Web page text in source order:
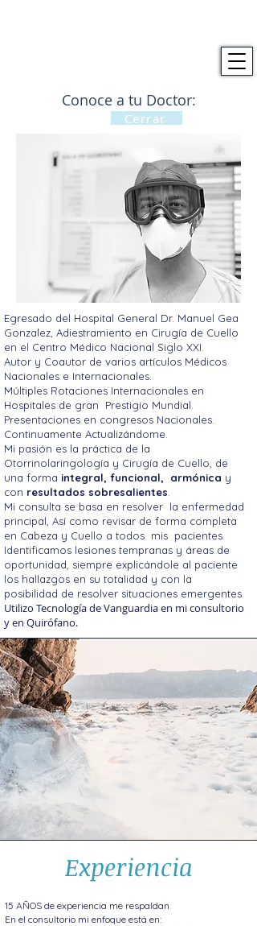
Conoce a tu Doctor:
Cerrar
Egresado del Hospital General Dr. Manuel Gea
Gonzalez, Adiestramiento en Cirugía de Cuello
en el Centro Médico Nacional Siglo XXI.
Autor y Coautor de varios artículos Médicos
Nacionales e Internacionales.
Múltiples Rotaciones Internacionales en
Hospitales de gran Prestigio Mundial.
Presentaciones en congresos Nacionales.
Continuamente Actualizándome.
Mi pasión es la práctica de la
Otorrinolaringología y Cirugía de Cuello, de
una forma integral, funcional, armónica y
con resultados sobresalientes
Mi consulta se basa en resolver la enfermedad
principal, Así como revisar de forma completa
en Cabeza y Cuello a todos mis pacientes.
Identificamos lesiones tempranas y áreas de
oportunidad, siempre explicándole al paciente
los hallazgos en su totalidad y con la
posibilidad de resolver situaciones emergentes.
Utilizo Tecnología de Vanguardia en mi consultorio
y en Quirófano.
Experiencia
15 AÑOS de experiencia me respaldan
En el consultorio mi enfoque está en: